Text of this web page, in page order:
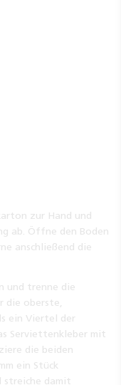
zur Hand und
ab. Öffne den Boden
anschließend die
und trenne die
die oberste,
ein Viertel der
Serviettenkleber mit
die beiden
ein Stück
streiche damit